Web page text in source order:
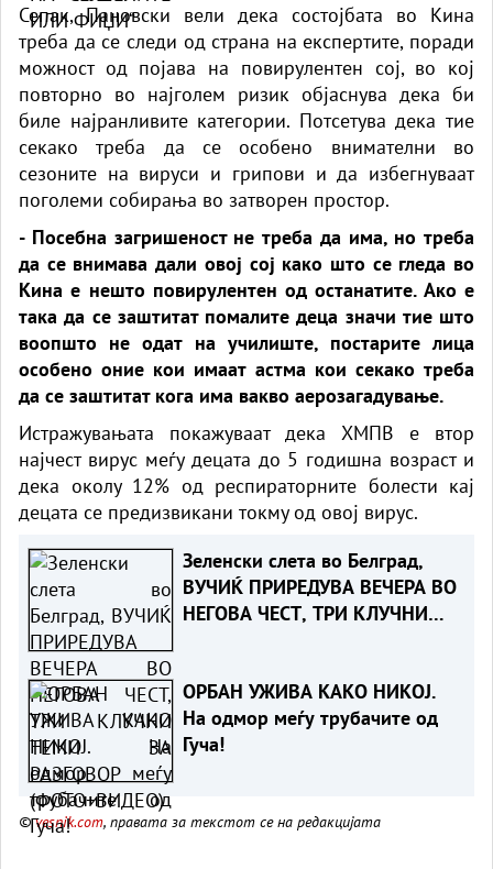
Сепак, Пановски вели дека состојбата во Кина
треба да се следи од страна на експертите, поради
можност од појава на повирулентен сој, во кој
повторно во најголем ризик објаснува дека би
биле најранливите категории. Потсетува дека тие
секако треба да се особено внимателни во
сезоните на вируси и грипови и да избегнуваат
поголеми собирања во затворен простор.
- Посебна загришеност не треба да има, но треба
да се внимава дали овој сој како што се гледа во
Кина е нешто повирулентен од останатите. Ако е
така да се заштитат помалите деца значи тие што
воопшто не одат на училиште, постарите лица
особено оние кои имаат астма кои секако треба
да се заштитат кога има вакво аерозагадување.
Истражувањата покажуваат дека ХМПВ е втор
најчест вирус меѓу децата до 5 годишна возраст и
дека околу 12% од респираторните болести кај
децата се предизвикани токму од овој вирус.
Зеленски слета во Белград,
ВУЧИЌ ПРИРЕДУВА ВЕЧЕРА ВО
НЕГОВА ЧЕСТ, ТРИ КЛУЧНИ
ОРБАН УЖИВА КАКО НИКОЈ.
На одмор меѓу трубачите од
Гуча!
©vesnik.com, правата за текстот се на редакцијата